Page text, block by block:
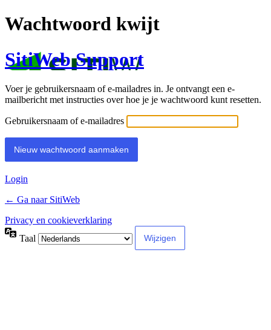
Wachtwoord kwijt
SitiWeb Support
Voer je gebruikersnaam of e-mailadres in. Je ontvangt een e-
mailbericht met instructies over hoe je je wachtwoord kunt resetten.
Gebruikersnaam of e-mailadres
Login
← Ga naar SitiWeb
Privacy en cookieverklaring
Taal